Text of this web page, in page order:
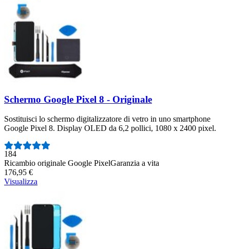
Schermo Google Pixel 8 - Originale
Sostituisci lo schermo digitalizzatore di vetro in uno smartphone
Google Pixel 8. Display OLED da 6,2 pollici, 1080 x 2400 pixel.
Numero di recensioni:
184
Ricambio originale Google PixelGaranzia a vita
176,95 €
Visualizza